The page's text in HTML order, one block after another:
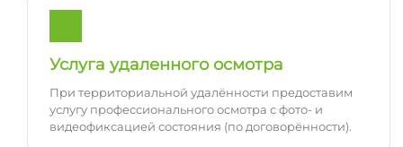
Услуга удаленного осмотра
При территориальной удалённости предоставим
услугу профессионального осмотра с фото- и
видеофиксацией состояния (по договорённости).